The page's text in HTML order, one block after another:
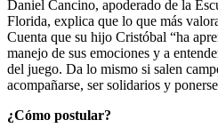
Daniel Cancino, apoderado de la
Florida, explica que lo que más
Cuenta que su hijo Cristóbal “ha
manejo de sus emociones y a
del juego. Da lo mismo si salen
acompañarse, ser solidarios y
¿Cómo postular?